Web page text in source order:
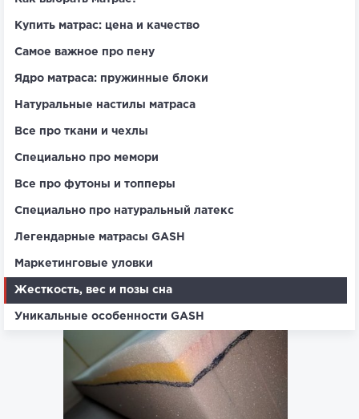
Купить матрас: цена и качество
Самое важное про пену
Ядро матраса: пружинные блоки
Натуральные настилы матраса
Все про ткани и чехлы
Специально про мемори
Все про футоны и топперы
Специально про натуральный латекс
Легендарные матрасы GASH
Маркетинговые уловки
Жесткость, вес и позы сна
Уникальные особенности GASH